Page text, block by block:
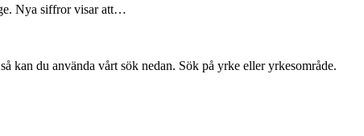
Nya siffror visar att…
kan du använda vårt sök nedan. Sök på yrke eller yrkesområde.